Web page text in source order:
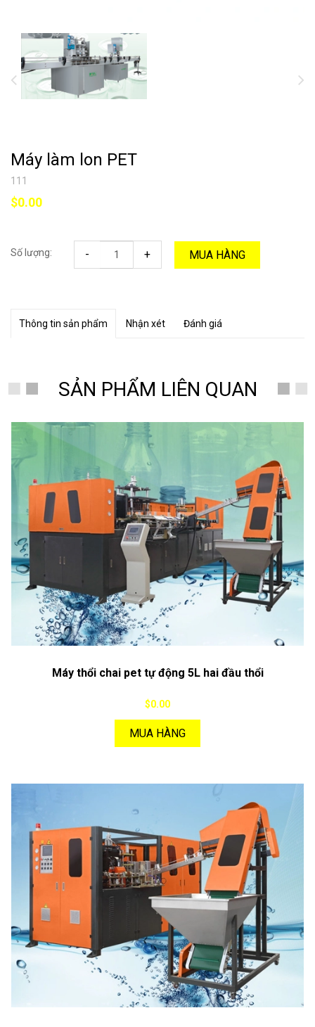
Máy làm lon PET
111
$0.00
Số lượng: - + MUA HÀNG
Thông tin sản phẩm Nhận xét Đánh giá
SẢN PHẨM LIÊN QUAN
Máy thổi chai pet tự động 5L hai đầu thổi
$0.00
MUA HÀNG